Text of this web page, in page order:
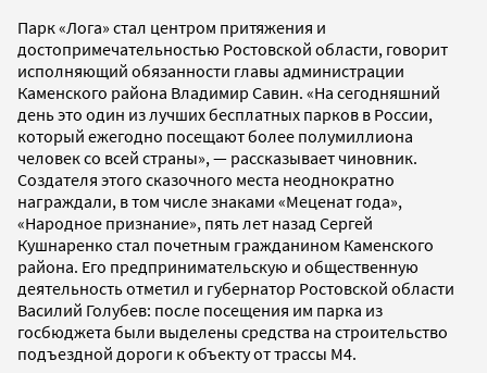
Парк «Лога» стал центром притяжения и
достопримечательностью Ростовской области, говорит
исполняющий обязанности главы администрации
Каменского района Владимир Савин. «На сегодняшний
день это один из лучших бесплатных парков в России,
который ежегодно посещают более полумиллиона
человек со всей страны», — рассказывает чиновник.
Создателя этого сказочного места неоднократно
награждали, в том числе знаками «Меценат года»,
«Народное признание», пять лет назад Сергей
Кушнаренко стал почетным гражданином Каменского
района. Его предпринимательскую и общественную
деятельность отметил и губернатор Ростовской области
Василий Голубев: после посещения им парка из
госбюджета были выделены средства на строительство
подъездной дороги к объекту от трассы М4.